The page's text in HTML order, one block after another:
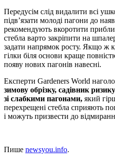
Передусім слід видалити всі
підв’язати молоді пагони до
рекомендують вкоротити
стебла варто закріпити на
задати напрямок росту. Якщо ж
гілки біля основи краще
появу нових пагонів навесні.
Експерти Gardeners World
зимову обрізку, садівник
зі слабкими пагонами, який
перехрещені стебла сприяють
і можуть призвести до
Пише newsyou.info.